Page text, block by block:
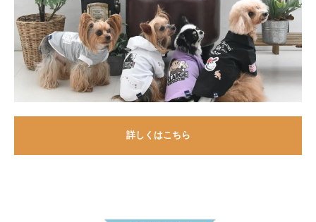
詳しくはこちら